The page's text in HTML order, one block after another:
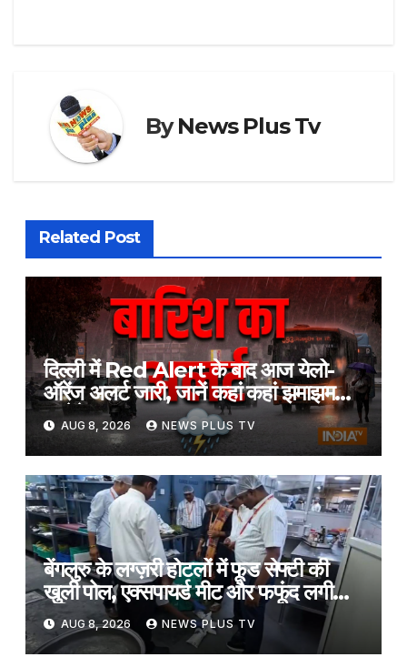
ByNews Plus Tv
Related Post
दिल्ली में Red Alert के बाद आज येलो-
ऑरेंज अलर्ट जारी, जानें कहां कहां झमाझम
बरसेंगे बादल?​on August 8, 2026 at
2:35 am
AUG 8, 2026 NEWS PLUS TV
बेंगलुरु के लग्ज़री होटलों में फूड सेफ्टी की
खुली पोल, एक्सपायर्ड मीट और फफूंद लगी
सब्ज़ियां ज़ब्त​on August 8, 2026 at
3:12 am
AUG 8, 2026 NEWS PLUS TV